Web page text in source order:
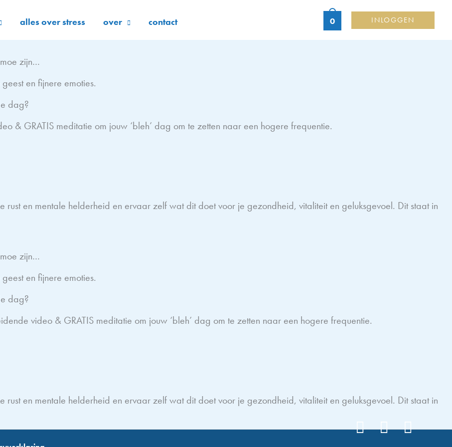
alles over stress over contact 0 INLOGGEN
moe zijn…
en fijnere emoties.
dag?
& GRATIS meditatie om jouw ‘bleh’ dag om te zetten naar een hogere frequentie.
en mentale helderheid en ervaar zelf wat dit doet voor je gezondheid, vitaliteit en geluksgevoel. Dit staat in
moe zijn…
en fijnere emoties.
dag?
video & GRATIS meditatie om jouw ‘bleh’ dag om te zetten naar een hogere frequentie.
en mentale helderheid en ervaar zelf wat dit doet voor je gezondheid, vitaliteit en geluksgevoel. Dit staat in